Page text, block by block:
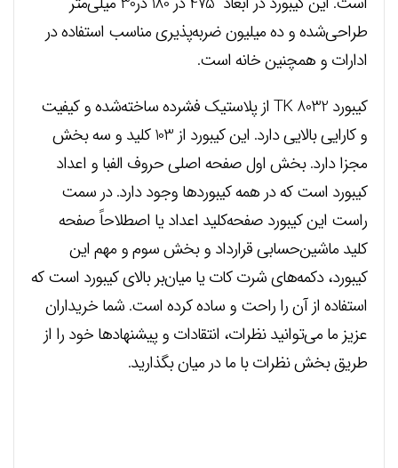
طراحی‌شده و ده میلیون ضربه‌پذیری مناسب استفاده در
ادارات و همچنین خانه است.
کیبورد TK 8032 از پلاستیک فشرده ساخته‌شده و کیفیت
و کارایی بالایی دارد. این کیبورد از 103 کلید و سه بخش
مجزا دارد. بخش اول صفحه اصلی حروف الفبا و اعداد
کیبورد است که در همه کیبوردها وجود دارد. در سمت
راست این کیبورد صفحه‌کلید اعداد یا اصطلاحاً صفحه
کلید ماشین‌حسابی قرارداد و بخش سوم و مهم این
کیبورد، دکمه‌های شرت کات یا میان‌بر بالای کیبورد است که
استفاده از آن را راحت و ساده کرده است. شما خریداران
عزیز ما می‌توانید نظرات، انتقادات و پیشنهاد‌ها خود را از
طریق بخش نظرات با ما در میان بگذارید.